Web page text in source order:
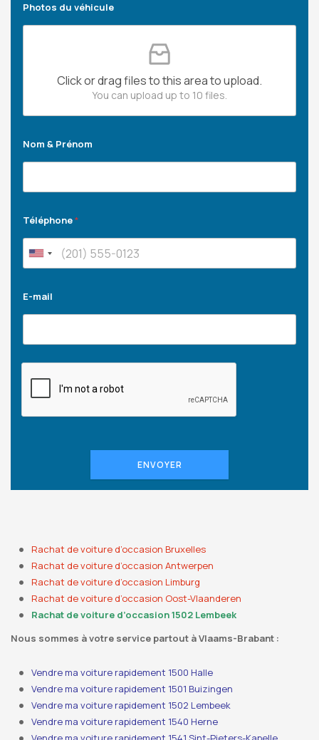
Photos du véhicule
Click or drag files to this area to upload.
You can upload up to 10 files.
Nom & Prénom
Téléphone*
E-mail
ENVOYER
Rachat de voiture d’occasion Bruxelles
Rachat de voiture d’occasion Antwerpen
Rachat de voiture d’occasion Limburg
Rachat de voiture d’occasion Oost-Vlaanderen
Rachat de voiture d’occasion 1502 Lembeek
Nous sommes à votre service partout à Vlaams-Brabant :
Vendre ma voiture rapidement 1500 Halle
Vendre ma voiture rapidement 1501 Buizingen
Vendre ma voiture rapidement 1502 Lembeek
Vendre ma voiture rapidement 1540 Herne